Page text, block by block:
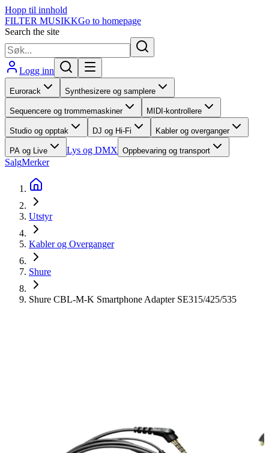
Hopp til innhold
FILTER MUSIKKGo to homepage
Search the site
Logg inn
Eurorack Synthesizere og samplere
Sequencere og trommemaskiner MIDI-kontrollere
Studio og opptak DJ og Hi-Fi Kabler og overganger
PA og Live Lys og DMX Oppbevaring og transport
SalgMerker
Utstyr
Kabler og Overganger
Shure
Shure CBL-M-K Smartphone Adapter SE315/425/535